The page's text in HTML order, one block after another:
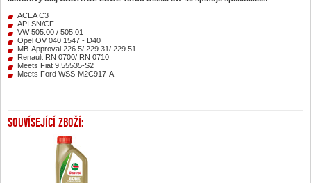
ACEA C3
API SN/CF
VW 505.00 / 505.01
Opel OV 040 1547 - D40
MB-Approval 226.5/ 229.31/ 229.51
Renault RN 0700/ RN 0710
Meets Fiat 9.55535-S2
Meets Ford WSS-M2C917-A
SOUVÍSEJÍCÍ ZBOŽÍ: